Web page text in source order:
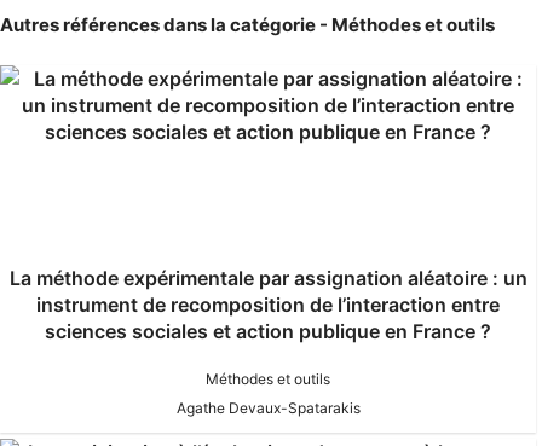
Autres références dans la catégorie - Méthodes et outils
La méthode expérimentale par assignation aléatoire : un
instrument de recomposition de l’interaction entre
sciences sociales et action publique en France ?
Méthodes et outils
Agathe Devaux-Spatarakis